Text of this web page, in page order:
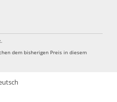
dem bisherigen Preis in diesem